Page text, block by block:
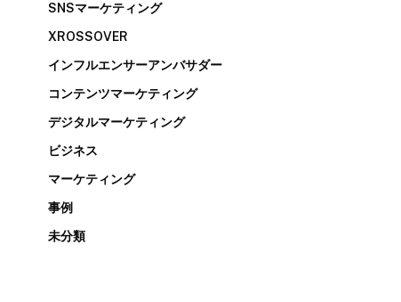
SNSマーケティング
XROSSOVER
インフルエンサーアンバサダー
コンテンツマーケティング
デジタルマーケティング
ビジネス
マーケティング
事例
未分類